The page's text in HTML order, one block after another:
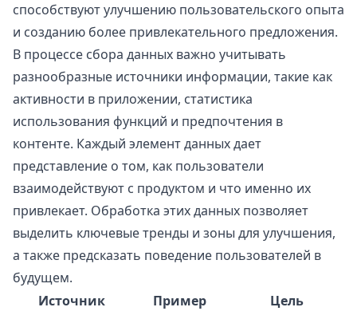
способствуют улучшению пользовательского опыта
и созданию более привлекательного предложения.
В процессе сбора данных важно учитывать
разнообразные источники информации, такие как
активности в приложении, статистика
использования функций и предпочтения в
контенте. Каждый элемент данных дает
представление о том, как пользователи
взаимодействуют с продуктом и что именно их
привлекает. Обработка этих данных позволяет
выделить ключевые тренды и зоны для улучшения,
а также предсказать поведение пользователей в
будущем.
Источник
Пример
Цель